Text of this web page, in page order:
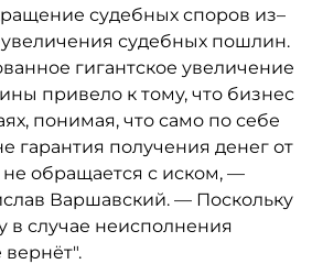
судебных споров из–
увеличения судебных пошлин.
гигантское увеличение
привело к тому, что бизнес
понимая, что само по себе
гарантия получения денег от
обращается с иском, —
Варшавский. — Поскольку
в случае неисполнения
вернёт".